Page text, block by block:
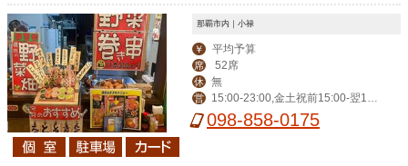
那覇市内｜小禄
￥ 平均予算
席 52席
休 無
営
15:00-23:00,金土祝前15:00-翌1:0
0
098-858-0175